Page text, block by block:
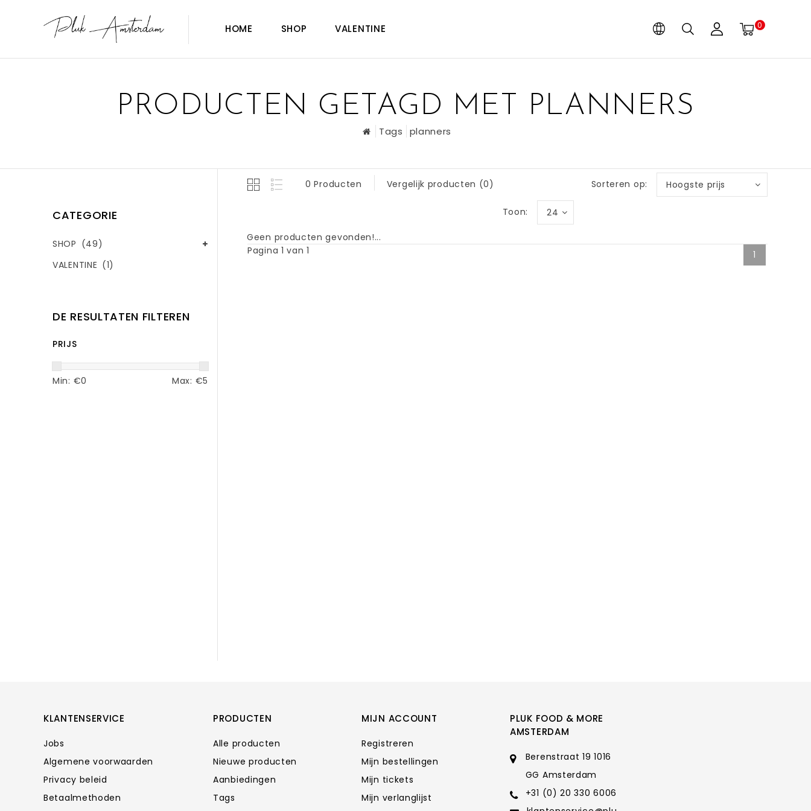
HOME SHOP VALENTINE 0
PRODUCTEN GETAGD MET PLANNERS
Tags planners
CATEGORIE
SHOP (49)
VALENTINE (1)
DE RESULTATEN FILTEREN
PRIJS
Min: €0 Max: €5
0 Producten Vergelijk producten (0) Sorteren op: Hoogste prijs
Toon: 24
Geen producten gevonden!...
Pagina 1 van 1
1
KLANTENSERVICE
Jobs
Algemene voorwaarden
Privacy beleid
Betaalmethoden
PRODUCTEN
Alle producten
Nieuwe producten
Aanbiedingen
Tags
MIJN ACCOUNT
Registreren
Mijn bestellingen
Mijn tickets
Mijn verlanglijst
PLUK FOOD & MORE
AMSTERDAM
Berenstraat 19 1016
GG Amsterdam
+31 (0) 20 330 6006